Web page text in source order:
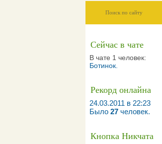
Сейчас в чате
В чате 1 человек:
Ботинок
Рекорд онлайна
24.03.2011 в 22:23
Было 27 человек.
Кнопка Никчата